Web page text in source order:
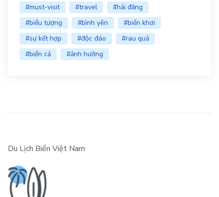
#must-visit
#travel
#hải đăng
#biểu tượng
#bình yên
#biển khơi
#sự kết hợp
#độc đáo
#rau quả
#biển cả
#ảnh hưởng
Du Lịch Biển Việt Nam